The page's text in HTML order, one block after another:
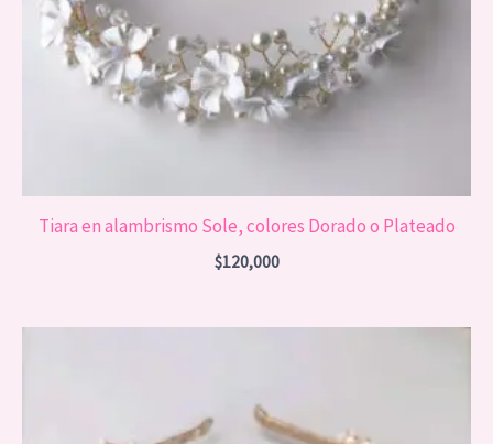
Tiara en alambrismo Sole, colores Dorado o Plateado
$120,000